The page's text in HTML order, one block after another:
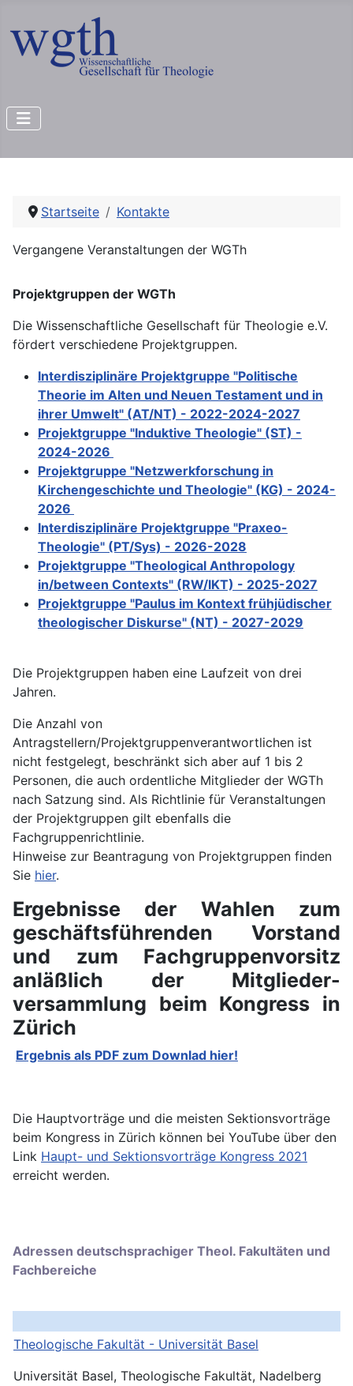
Startseite Kontakte
Vergangene Veranstaltungen der WGTh
Projektgruppen der WGTh
Die Wissenschaftliche Gesellschaft für Theologie e.V.
fördert verschiedene Projektgruppen.
Interdisziplinäre Projektgruppe "Politische
Theorie im Alten und Neuen Testament und in
ihrer Umwelt" (AT/NT) - 2022-2024-2027
Projektgruppe "Induktive Theologie" (ST) -
2024-2026
Projektgruppe "Netzwerkforschung in
Kirchengeschichte und Theologie" (KG) - 2024-
2026
Interdisziplinäre Projektgruppe "Praxeo-
Theologie" (PT/Sys) - 2026-2028
Projektgruppe "Theological Anthropology
in/between Contexts" (RW/IKT) - 2025-2027
Projektgruppe "Paulus im Kontext frühjüdischer
theologischer Diskurse" (NT) - 2027-2029
Die Projektgruppen haben eine Laufzeit von drei
Jahren.
Die Anzahl von
Antragstellern/Projektgruppenverantwortlichen ist
nicht festgelegt, beschränkt sich aber auf 1 bis 2
Personen, die auch ordentliche Mitglieder der WGTh
nach Satzung sind. Als Richtlinie für Veranstaltungen
der Projektgruppen gilt ebenfalls die
Fachgruppenrichtlinie.
Hinweise zur Beantragung von Projektgruppen finden
Sie hier.
Ergebnisse der Wahlen zum
geschäftsführenden Vorstand
und zum Fachgruppenvorsitz
anläßlich der Mitglieder-
versammlung beim Kongress in
Zürich
Ergebnis als PDF zum Downlad hier!
Die Hauptvorträge und die meisten Sektionsvorträge
beim Kongress in Zürich können bei YouTube über den
Link Haupt- und Sektionsvorträge Kongress 2021
erreicht werden.
Adressen deutschsprachiger Theol. Fakultäten und
Fachbereiche
Theologische Fakultät - Universität Basel
Universität Basel, Theologische Fakultät, Nadelberg